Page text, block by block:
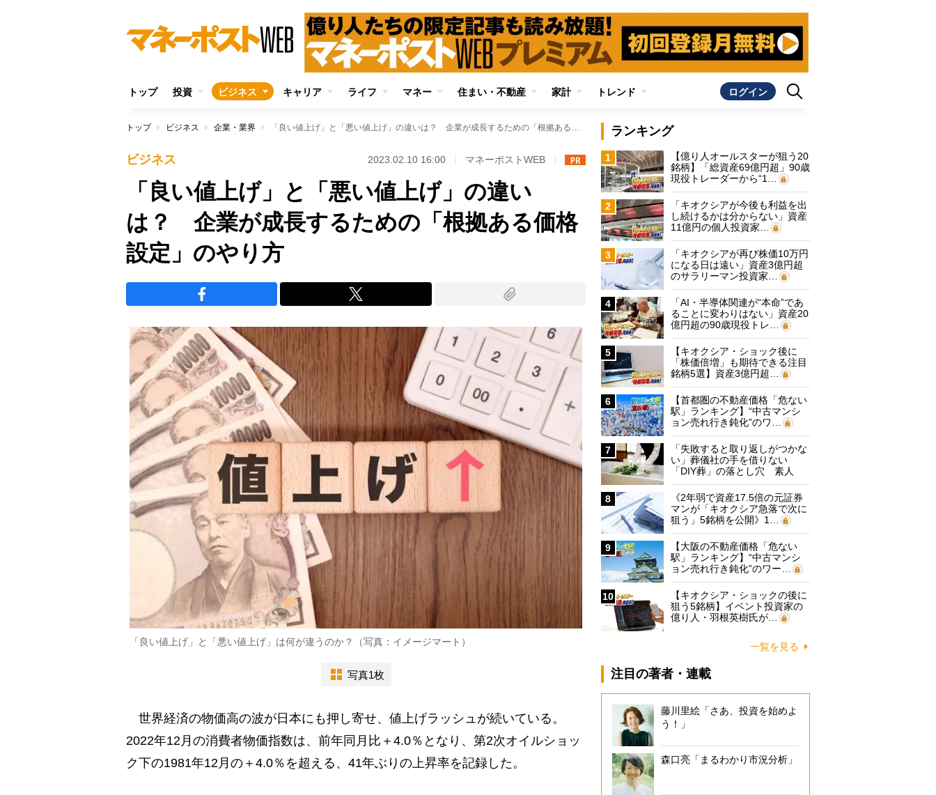
トップ 投資 ビジネス キャリア ライフ マネー 住まい・不動産 家計 トレンド ログイン
トップ ビジネス 企業・業界 「良い値上げ」と「悪い値上げ」の違いは？ 企業が成長するための「根拠ある価格設定」のやり方
ビジネス 2023.02.10 16:00 マネーポストWEB
「良い値上げ」と「悪い値上げ」の違い
は？ 企業が成長するための「根拠ある価格
設定」のやり方
「良い値上げ」と「悪い値上げ」は何が違うのか？（写真：イメージマート）
写真1枚
世界経済の物価高の波が日本にも押し寄せ、値上げラッシュが続いている。
2022年12月の消費者物価指数は、前年同月比＋4.0％となり、第2次オイルショッ
ク下の1981年12月の＋4.0％を超える、41年ぶりの上昇率を記録した。
ランキング
1
【億り人オールスターが狙う20
銘柄】「総資産69億円超」90歳
現役トレーダーから“1…
2
「キオクシアが今後も利益を出
し続けるかは分からない」資産
11億円の個人投資家…
3
「キオクシアが再び株価10万円
になる日は遠い」資産3億円超
のサラリーマン投資家…
4
「AI・半導体関連が“本命”であ
ることに変わりはない」資産20
億円超の90歳現役トレ…
5
【キオクシア・ショック後に
「株価倍増」も期待できる注目
銘柄5選】資産3億円超…
6
【首都圏の不動産価格「危ない
駅」ランキング】“中古マンシ
ョン売れ行き鈍化”のワ…
7
「失敗すると取り返しがつかな
い」葬儀社の手を借りない
「DIY葬」の落とし穴 素人
に…
8
《2年弱で資産17.5倍の元証券
マンが「キオクシア急落で次に
狙う」5銘柄を公開》1…
9
【大阪の不動産価格「危ない
駅」ランキング】“中古マンシ
ョン売れ行き鈍化”のワー…
10
【キオクシア・ショックの後に
狙う5銘柄】イベント投資家の
億り人・羽根英樹氏が…
一覧を見る
注目の著者・連載
藤川里絵「さあ、投資を始めよ
う！」
森口亮「まるわかり市況分析」